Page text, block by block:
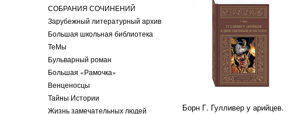
СОБРАНИЯ СОЧИНЕНИЙ
Зарубежный литературный архив
Большая школьная библиотека
ТеМы
Бульварный роман
Большая «Рамочка»
Венценосцы
Тайны Истории
Жизнь замечательных людей
Борн Г. Гулливер у арийцев.